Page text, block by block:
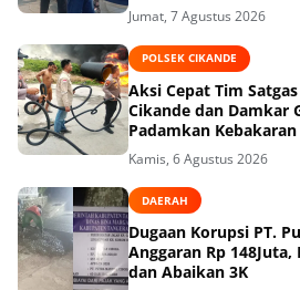
Jumat, 7 Agustus 2026
POLSEK CIKANDE
Aksi Cepat Tim
Cikande dan Damkar
Padamkan
Kamis, 6 Agustus 2026
DAERAH
Dugaan Korupsi PT.
Anggaran Rp 148Juta,
dan Abaikan 3K